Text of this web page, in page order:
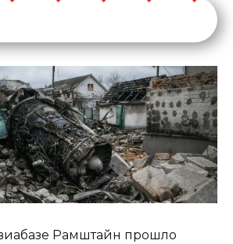
Рамштайн прошло